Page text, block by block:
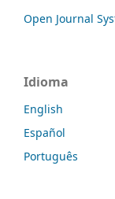
Open Journal
Idioma
English
Español
Português